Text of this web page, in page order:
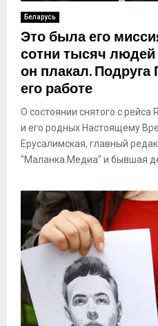
Беларусь
Это была его
сотни тысяч
он плакал. Подруга
его работе
О состоянии снятого с
и его родных Настоящему
Ерусалимская, главный
"Маланка.Медиа" и бывшая